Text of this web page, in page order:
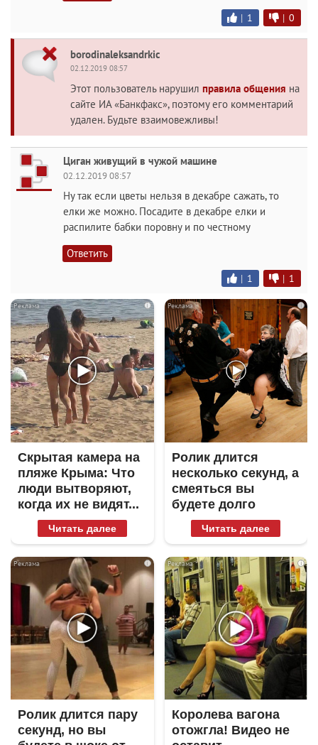
| 1 | 0
borodinaleksandrkic
02.12.2019 08:57
Этот пользователь нарушил правила общения на
сайте ИА «Банкфакс», поэтому его комментарий
удален. Будьте взаимовежливы!
Циган живущий в чужой машине
02.12.2019 08:57
Ну так если цветы нельзя в декабре сажать, то
елки же можно. Посадите в декабре елки и
распилите бабки поровну и по честному
Ответить
| 1 | 1
i
Скрытая камера на
пляже Крыма: Что
люди вытворяют,
когда их не видят...
Читать далее
i
Ролик длится
несколько секунд, а
смеяться вы
будете долго
Читать далее
i
Ролик длится пару
секунд, но вы
i
Королева вагона
отожгла! Видео не